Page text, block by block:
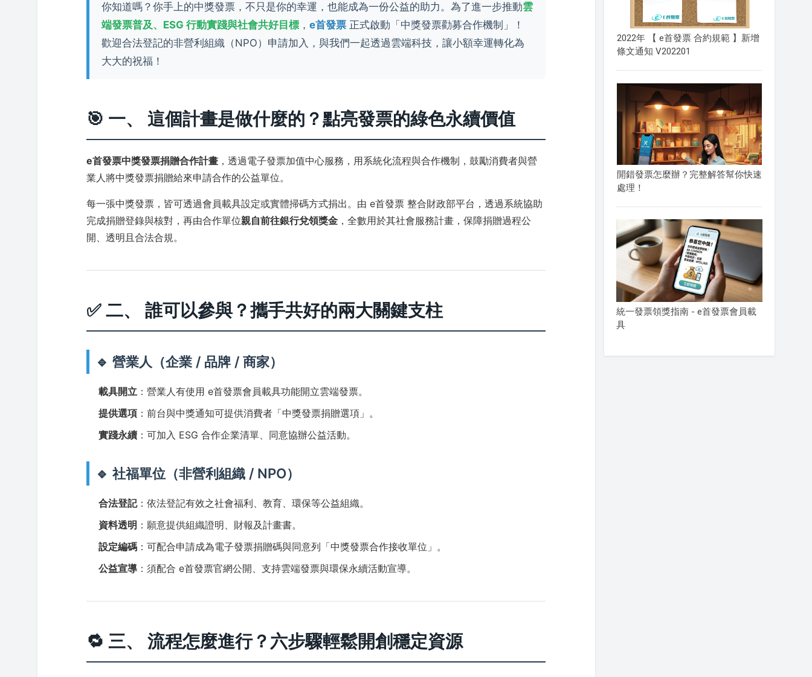
你知道嗎？你手上的中獎發票，不只是你的幸運，也能成為一份公益的助力。為了進一步推動雲
端發票普及、ESG 行動實踐與社會共好目標 ，e首發票 正式啟動「中獎發票勸募合作機制」！
歡迎合法登記的非營利組織（NPO）申請加入，與我們一起透過雲端科技，讓小額幸運轉化為
大大的祝福！
🎯 一、 這個計畫是做什麼的？點亮發票的綠色永續價值
e首發票中獎發票捐贈合作計畫 ，透過電子發票加值中心服務，用系統化流程與合作機制，鼓勵消費者與營
業人將中獎發票捐贈給來申請合作的公益單位。
每一張中獎發票，皆可透過會員載具設定或實體掃碼方式捐出。由 e首發票 整合財政部平台，透過系統協助
完成捐贈登錄與核對，再由合作單位親自前往銀行兌領獎金 ，全數用於其社會服務計畫，保障捐贈過程公
開、透明且合法合規。
✅ 二、 誰可以參與？攜手共好的兩大關鍵支柱
🔹 營業人（企業 / 品牌 / 商家）
載具開立 ：營業人有使用 e首發票會員載具功能開立雲端發票。
提供選項 ：前台與中獎通知可提供消費者「中獎發票捐贈選項」。
實踐永續 ：可加入 ESG 合作企業清單、同意協辦公益活動。
🔹 社福單位（非營利組織 / NPO）
合法登記：依法登記有效之社會福利、教育、環保等公益組織。
資料透明 ：願意提供組織證明、財報及計畫書。
設定編碼 ：可配合申請成為電子發票捐贈碼與同意列「中獎發票合作接收單位」。
公益宣導 ：須配合 e首發票官網公開、支持雲端發票與環保永續活動宣導。
🔁 三、 流程怎麼進行？六步驟輕鬆開創穩定資源
2022年 【 e首發票 合約規範 】新增
條文通知 V202201
開錯發票怎麼辦？完整解答幫你快速
處理！
統一發票領獎指南 - e首發票會員載
具